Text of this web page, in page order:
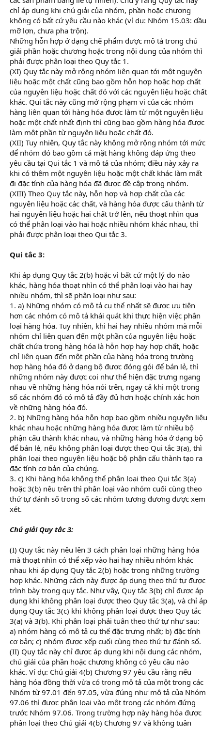
chỉ áp dụng khi chú giải của nhóm, phần hoặc chương
không có bất cứ yêu cầu nào khác (ví dụ: Nhóm 15.03: dầu
mỡ lợn, chưa pha trộn).
Những hỗn hợp ở dạng chế phẩm được mô tả trong chú
giải phần hoặc chương hoặc trong nội dung của nhóm thì
phải được phân loại theo Quy tắc 1.
(XI) Quy tắc này mở rộng nhóm liên quan tới một nguyên
liệu hoặc một chất cũng bao gồm hỗn hợp hoặc hợp chất
của nguyên liệu hoặc chất đó với các nguyên liệu hoặc chất
khác. Qui tắc này cũng mở rộng phạm vi của các nhóm
hàng liên quan tới hàng hóa được làm từ một nguyên liệu
hoặc một chất nhất định thì cũng bao gồm hàng hóa được
làm một phần từ nguyên liệu hoặc chất đó.
(XII) Tuy nhiên, Quy tắc này không mở rộng nhóm tới mức
để nhóm đó bao gồm cả mặt hàng không đáp ứng theo
yêu cầu tại Qui tắc 1 và mô tả của nhóm; điều này xảy ra
khi có thêm một nguyên liệu hoặc một chất khác làm mất
đi đặc tính của hàng hóa đã được đề cập trong nhóm.
(XIII) Theo Quy tắc này, hỗn hợp và hợp chất của các
nguyên liệu hoặc các chất, và hàng hóa được cấu thành từ
hai nguyên liệu hoặc hai chất trở lên, nếu thoạt nhìn qua
có thể phân loại vào hai hoặc nhiều nhóm khác nhau, thì
phải được phân loại theo Qui tắc 3.
Qui tắc 3:
Khi áp dụng Quy tắc 2(b) hoặc vì bất cứ một lý do nào
khác, hàng hóa thoạt nhìn có thể phân loại vào hai hay
nhiều nhóm, thì sẽ phân loại như sau:
1. a) Những nhóm có mô tả cụ thể nhất sẽ được ưu tiên
hơn các nhóm có mô tả khái quát khi thực hiện việc phân
loại hàng hóa. Tuy nhiên, khi hai hay nhiều nhóm mà mỗi
nhóm chỉ liên quan đến một phần của nguyên liệu hoặc
chất chứa trong hàng hóa là hỗn hợp hay hợp chất, hoặc
chỉ liên quan đến một phần của hàng hóa trong trường
hợp hàng hóa đó ở dạng bộ được đóng gói để bán lẻ, thì
những nhóm này được coi như thể hiện đặc trưng ngang
nhau về những hàng hóa nói trên, ngay cả khi một trong
số các nhóm đó có mô tả đầy đủ hơn hoặc chính xác hơn
về những hàng hóa đó.
2. b) Những hàng hóa hỗn hợp bao gồm nhiều nguyên liệu
khác nhau hoặc những hàng hóa được làm từ nhiều bộ
phận cấu thành khác nhau, và những hàng hóa ở dạng bộ
để bán lẻ, nếu không phân loại được theo Qui tắc 3(a), thì
phân loại theo nguyên liệu hoặc bộ phận cấu thành tạo ra
đặc tính cơ bản của chúng.
3. c) Khi hàng hóa không thể phân loại theo Qui tắc 3(a)
hoặc 3(b) nêu trên thì phân loại vào nhóm cuối cùng theo
thứ tự đánh số trong số các nhóm tương đương được xem
xét.
Chú giải Quy tắc 3:
(I) Quy tắc này nêu lên 3 cách phân loại những hàng hóa
mà thoạt nhìn có thể xếp vào hai hay nhiều nhóm khác
nhau khi áp dụng Quy tắc 2(b) hoặc trong những trường
hợp khác. Những cách này được áp dụng theo thứ tự được
trình bày trong quy tắc. Như vậy, Quy tắc 3(b) chỉ được áp
dụng khi không phân loại được theo Quy tắc 3(a), và chỉ áp
dụng Quy tắc 3(c) khi không phân loại được theo Quy tắc
3(a) và 3(b). Khi phân loại phải tuân theo thứ tự như sau:
a) nhóm hàng có mô tả cụ thể đặc trưng nhất; b) đặc tính
cơ bản; c) nhóm được xếp cuối cùng theo thứ tự đánh số.
(II) Quy tắc này chỉ được áp dụng khi nội dung các nhóm,
chú giải của phần hoặc chương không có yêu cầu nào
khác. Ví dụ: Chú giải 4(b) Chương 97 yêu cầu rằng nếu
hàng hóa đồng thời vừa có trong mô tả của một trong các
Nhóm từ 97.01 đến 97.05, vừa đúng như mô tả của Nhóm
97.06 thì được phân loại vào một trong các nhóm đứng
trước Nhóm 97.06. Trong trường hợp này hàng hóa được
phân loại theo Chú giải 4(b) Chương 97 và không tuân